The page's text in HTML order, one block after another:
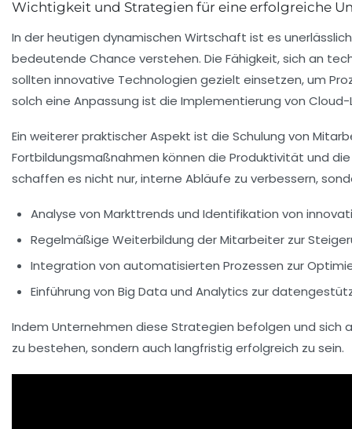
Wichtigkeit und Strategien für eine erfolgreiche
In der heutigen dynamischen Wirtschaft ist es
bedeutende Chance verstehen. Die Fähigkeit, sich an
sollten innovative Technologien gezielt einsetzen, um
solch eine Anpassung ist die Implementierung von
Ein weiterer praktischer Aspekt ist die Schulung von
Fortbildungsmaßnahmen können die Produktivität und
schaffen es nicht nur, interne Abläufe zu verbessern,
Analyse von Markttrends und Identifikation von
Regelmäßige Weiterbildung der Mitarbeiter zur
Integration von automatisierten Prozessen zur
Einführung von Big Data und Analytics zur
Indem Unternehmen diese Strategien befolgen und sich
zu bestehen, sondern auch langfristig erfolgreich zu sein.